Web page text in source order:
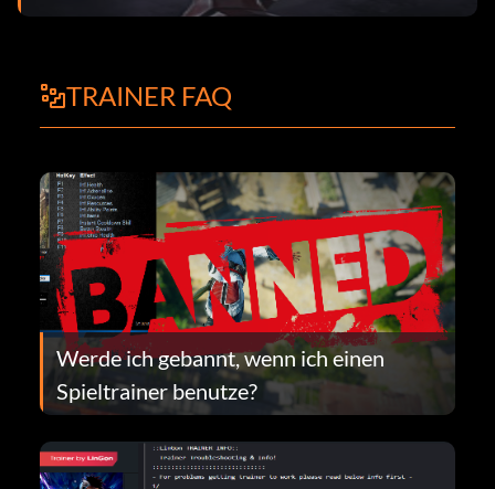
TRAINER FAQ
Werde ich gebannt, wenn ich einen
Spieltrainer benutze?